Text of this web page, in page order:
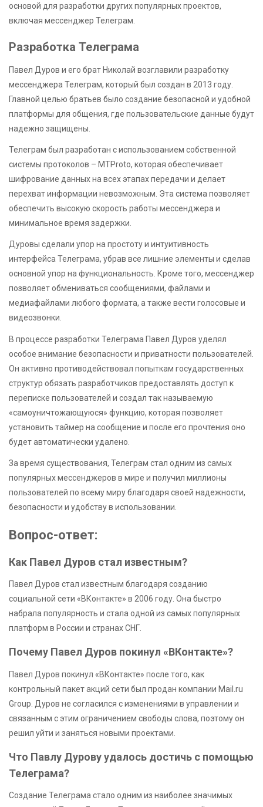
основой для разработки других популярных проектов,
включая мессенджер Телеграм.
Разработка Телеграма
Павел Дуров и его брат Николай возглавили разработку
мессенджера Телеграм, который был создан в 2013 году.
Главной целью братьев было создание безопасной и удобной
платформы для общения, где пользовательские данные будут
надежно защищены.
Телеграм был разработан с использованием собственной
системы протоколов – MTProto, которая обеспечивает
шифрование данных на всех этапах передачи и делает
перехват информации невозможным. Эта система позволяет
обеспечить высокую скорость работы мессенджера и
минимальное время задержки.
Дуровы сделали упор на простоту и интуитивность
интерфейса Телеграма, убрав все лишние элементы и сделав
основной упор на функциональность. Кроме того, мессенджер
позволяет обмениваться сообщениями, файлами и
медиафайлами любого формата, а также вести голосовые и
видеозвонки.
В процессе разработки Телеграма Павел Дуров уделял
особое внимание безопасности и приватности пользователей.
Он активно противодействовал попыткам государственных
структур обязать разработчиков предоставлять доступ к
переписке пользователей и создал так называемую
«самоуничтожающуюся» функцию, которая позволяет
установить таймер на сообщение и после его прочтения оно
будет автоматически удалено.
За время существования, Телеграм стал одним из самых
популярных мессенджеров в мире и получил миллионы
пользователей по всему миру благодаря своей надежности,
безопасности и удобству в использовании.
Вопрос-ответ:
Как Павел Дуров стал известным?
Павел Дуров стал известным благодаря созданию
социальной сети «ВКонтакте» в 2006 году. Она быстро
набрала популярность и стала одной из самых популярных
платформ в России и странах СНГ.
Почему Павел Дуров покинул «ВКонтакте»?
Павел Дуров покинул «ВКонтакте» после того, как
контрольный пакет акций сети был продан компании Mail.ru
Group. Дуров не согласился с изменениями в управлении и
связанным с этим ограничением свободы слова, поэтому он
решил уйти и заняться новыми проектами.
Что Павлу Дурову удалось достичь с помощью
Телеграма?
Создание Телеграма стало одним из наиболее значимых